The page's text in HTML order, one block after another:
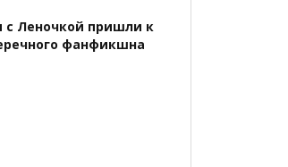
Леночкой пришли к
фанфикшна